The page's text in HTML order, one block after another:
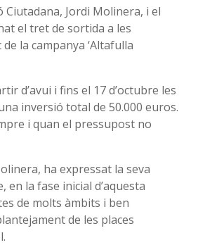
Ciutadana, Jordi Molinera, i el
el tret de sortida a les
la campanya ‘Altafulla
d’avui i fins el 17 d’octubre les
inversió total de 50.000 euros.
i quan el pressupost no
ha expressat la seva
en la fase inicial d’aquesta
de molts àmbits i ben
de les places